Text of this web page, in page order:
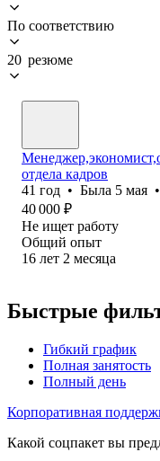
По соответствию
20 резюме
отдела кадров
41 год • Была 5 мая •
40 000 ₽
Не ищет работу
Общий опыт
16 лет 2 месяца
Быстрые
Гибкий график
Полная занятость
Полный день
Корпоративная
Какой соцпакет вы